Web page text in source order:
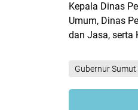
Kepala Dinas
Umum, Dinas
dan Jasa, serta
Gubernur